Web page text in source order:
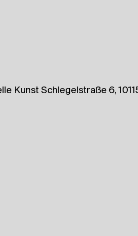
Kunst Schlegelstraße 6,